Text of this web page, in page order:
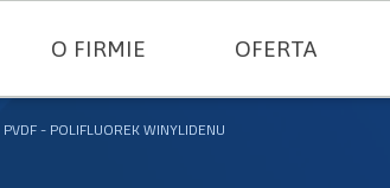
OFERTA
O FIRMIE
PVDF - POLIFLUOREK WINYLIDENU